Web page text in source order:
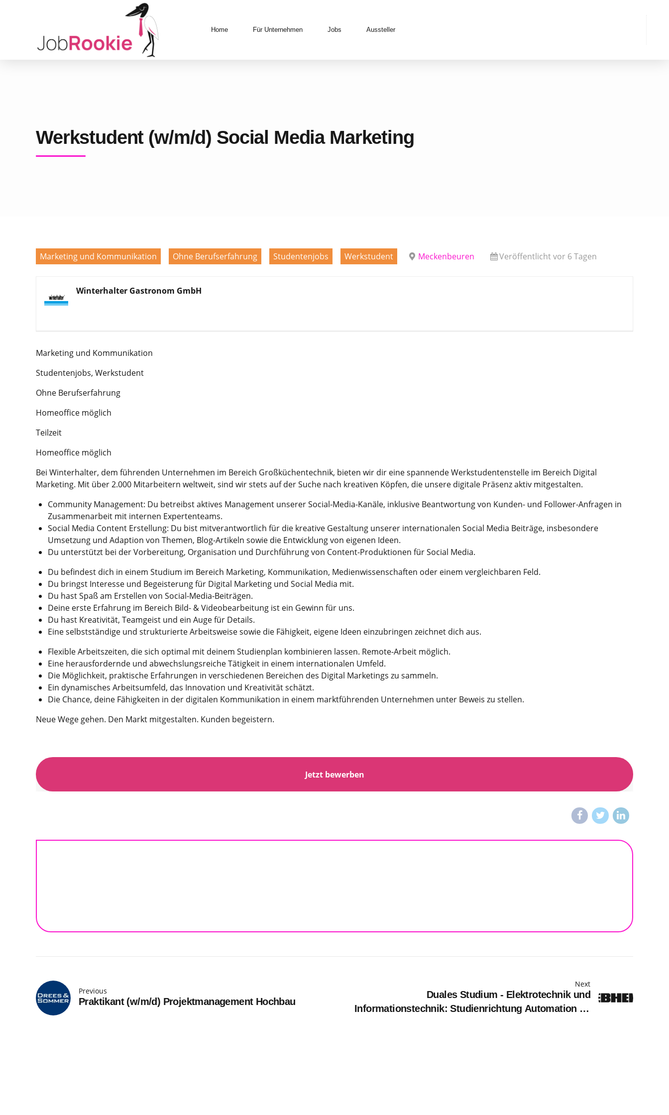
Home Für Unternehmen Jobs Aussteller
Werkstudent (w/m/d) Social Media Marketing
Marketing und Kommunikation Ohne Berufserfahrung Studentenjobs Werkstudent Meckenbeuren Veröffentlicht vor 6 Tagen
Winterhalter Gastronom GmbH
Marketing und Kommunikation
Studentenjobs, Werkstudent
Ohne Berufserfahrung
Homeoffice möglich
Teilzeit
Homeoffice möglich
Bei Winterhalter, dem führenden Unternehmen im Bereich Großküchentechnik, bieten wir dir eine spannende Werkstudentenstelle im Bereich Digital
Marketing. Mit über 2.000 Mitarbeitern weltweit, sind wir stets auf der Suche nach kreativen Köpfen, die unsere digitale Präsenz aktiv mitgestalten.
Community Management: Du betreibst aktives Management unserer Social-Media-Kanäle, inklusive Beantwortung von Kunden- und Follower-Anfragen in
Zusammenarbeit mit internen Expertenteams.
Social Media Content Erstellung: Du bist mitverantwortlich für die kreative Gestaltung unserer internationalen Social Media Beiträge, insbesondere
Umsetzung und Adaption von Themen, Blog-Artikeln sowie die Entwicklung von eigenen Ideen.
Du unterstützt bei der Vorbereitung, Organisation und Durchführung von Content-Produktionen für Social Media.
Du befindest dich in einem Studium im Bereich Marketing, Kommunikation, Medienwissenschaften oder einem vergleichbaren Feld.
Du bringst Interesse und Begeisterung für Digital Marketing und Social Media mit.
Du hast Spaß am Erstellen von Social-Media-Beiträgen.
Deine erste Erfahrung im Bereich Bild- & Videobearbeitung ist ein Gewinn für uns.
Du hast Kreativität, Teamgeist und ein Auge für Details.
Eine selbstständige und strukturierte Arbeitsweise sowie die Fähigkeit, eigene Ideen einzubringen zeichnet dich aus.
Flexible Arbeitszeiten, die sich optimal mit deinem Studienplan kombinieren lassen. Remote-Arbeit möglich.
Eine herausfordernde und abwechslungsreiche Tätigkeit in einem internationalen Umfeld.
Die Möglichkeit, praktische Erfahrungen in verschiedenen Bereichen des Digital Marketings zu sammeln.
Ein dynamisches Arbeitsumfeld, das Innovation und Kreativität schätzt.
Die Chance, deine Fähigkeiten in der digitalen Kommunikation in einem marktführenden Unternehmen unter Beweis zu stellen.
Neue Wege gehen. Den Markt mitgestalten. Kunden begeistern.
Previous
Praktikant (w/m/d) Projektmanagement Hochbau
Next
Duales Studium - Elektrotechnik und
Informationstechnik: Studienrichtung Automation ab